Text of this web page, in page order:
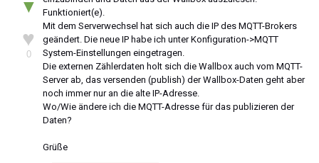
▼
♥
0
Funktioniert(e).
Mit dem Serverwechsel hat sich auch die IP des MQTT-Brokers
geändert. Die neue IP habe ich unter Konfiguration->MQTT
System-Einstellungen eingetragen.
Die externen Zählerdaten holt sich die Wallbox auch vom MQTT-
Server ab, das versenden (publish) der Wallbox-Daten geht aber
noch immer nur an die alte IP-Adresse.
Wo/Wie ändere ich die MQTT-Adresse für das publizieren der
Daten?
Grüße